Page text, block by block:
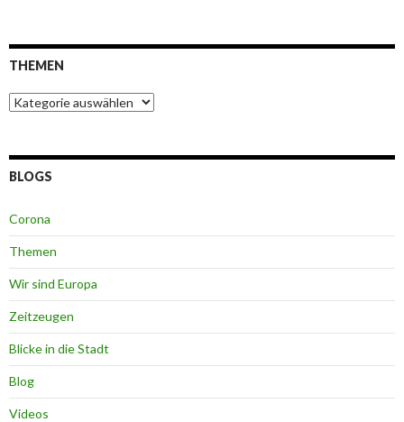
THEMEN
Themen
BLOGS
Corona
Themen
Wir sind Europa
Zeitzeugen
Blicke in die Stadt
Blog
Videos